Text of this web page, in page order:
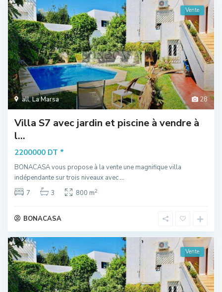
28
all,La Marsa
Vente
Villa S7 avec jardin et piscine à vendre à
l...
2200000 DT *
BONACASA vous propose à la vente une magnifique villa
indépendante sur trois niveaux avec...
7
3 800 m2
BONACASA
Vente